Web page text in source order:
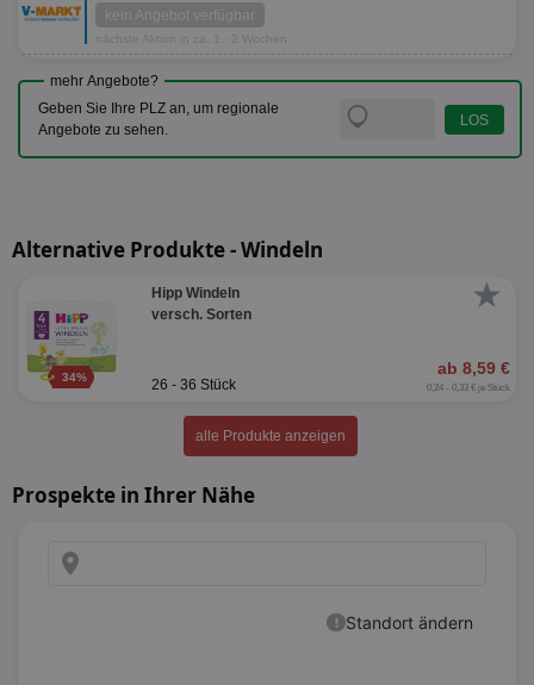
kein Angebot verfügbar
nächste Aktion in ca. 1 - 2 Wochen
mehr Angebote?
Geben Sie Ihre PLZ an, um regionale
Angebote zu sehen.
Alternative Produkte - Windeln
★
34%
Hipp Windeln
versch. Sorten
ab 8,59 €
26 - 36 Stück 0,24 - 0,33 € je Stück
alle Produkte anzeigen
Prospekte in Ihrer Nähe